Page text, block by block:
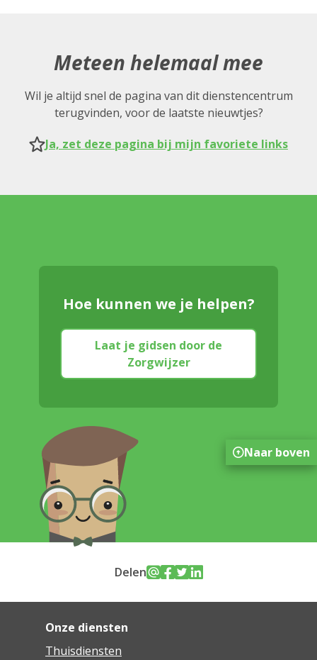
Meteen helemaal mee
Wil je altijd snel de pagina van dit dienstencentrum
terugvinden, voor de laatste nieuwtjes?
Ja, zet deze pagina bij mijn favoriete links
Hoe kunnen we je helpen?
Laat je gidsen door de
Zorgwijzer
Delen
Onze diensten
Thuisdiensten
Naar boven